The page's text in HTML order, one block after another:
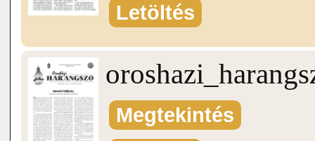
Letöltés
Megtekintés